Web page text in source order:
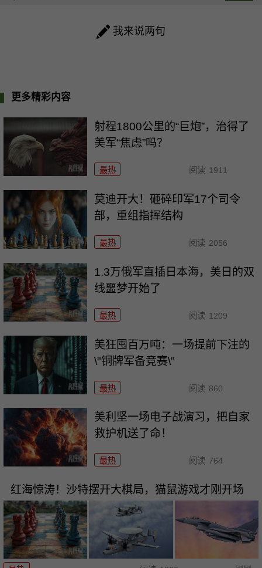
我来说两句
更多精彩内容
射程1800公里的“巨炮”，治得了
美军“焦虑”吗？
最热 阅读 1911
莫迪开大！砸碎印军17个司令
部，重组指挥结构
最热 阅读 2056
1.3万俄军直插日本海，美日的双
线噩梦开始了
最热 阅读 1209
美狂囤百万吨：一场提前下注的
\"铜牌军备竞赛\"
最热 阅读 860
美利坚一场电子战演习，把自家
救护机送了命！
最热 阅读 764
红海惊涛！沙特摆开大棋局，猫鼠游戏才刚开场